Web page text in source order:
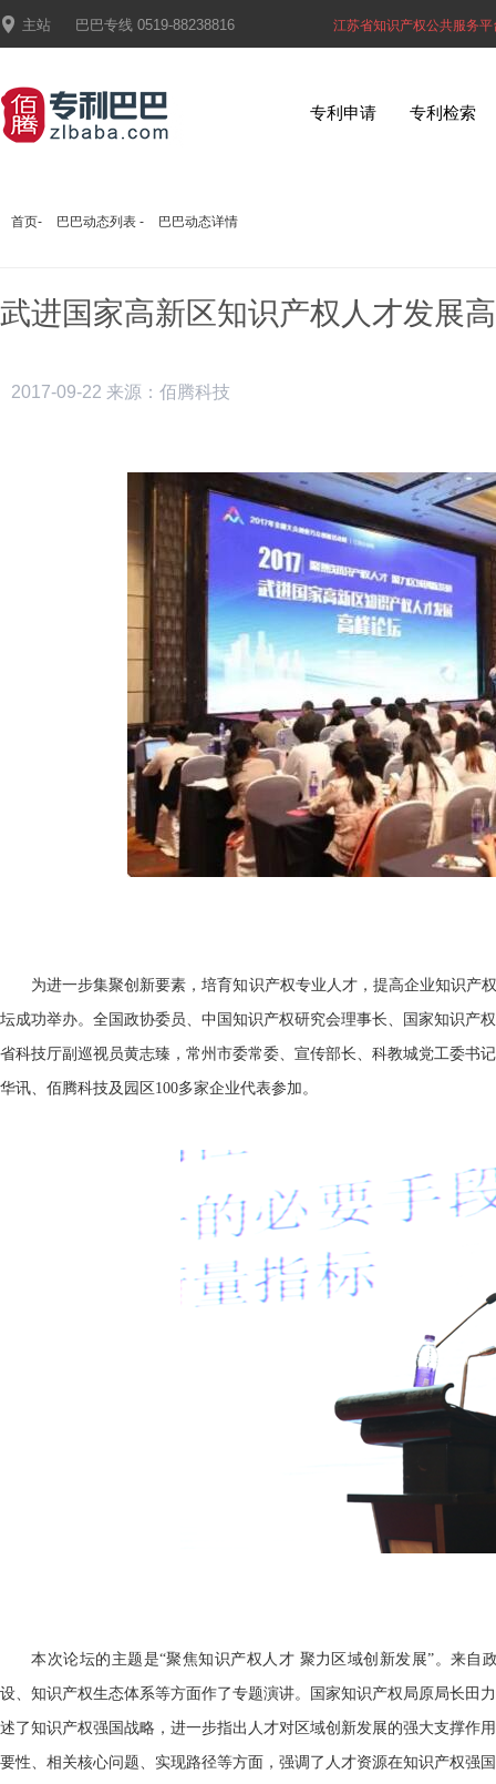
 主站 巴巴专线 0519-88238816 江苏省知识产权公共服务平
专利申请 专利检索
首页- 巴巴动态列表 - 巴巴动态详情
武进国家高新区知识产权人才发展
2017-09-22 来源：佰腾科技
为进一步集聚创新要素，培育知识产权专业人才，提高企业知识产
坛成功举办。全国政协委员、中国知识产权研究会理事长、国家知识产
省科技厅副巡视员黄志臻，常州市委常委、宣传部长、科教城党工委书
华讯、佰腾科技及园区100多家企业代表参加。
本次论坛的主题是“聚焦知识产权人才 聚力区域创新发展”。来自
设、知识产权生态体系等方面作了专题演讲。国家知识产权局原局长田
述了知识产权强国战略，进一步指出人才对区域创新发展的强大支撑作
要性、相关核心问题、实现路径等方面，强调了人才资源在知识产权强